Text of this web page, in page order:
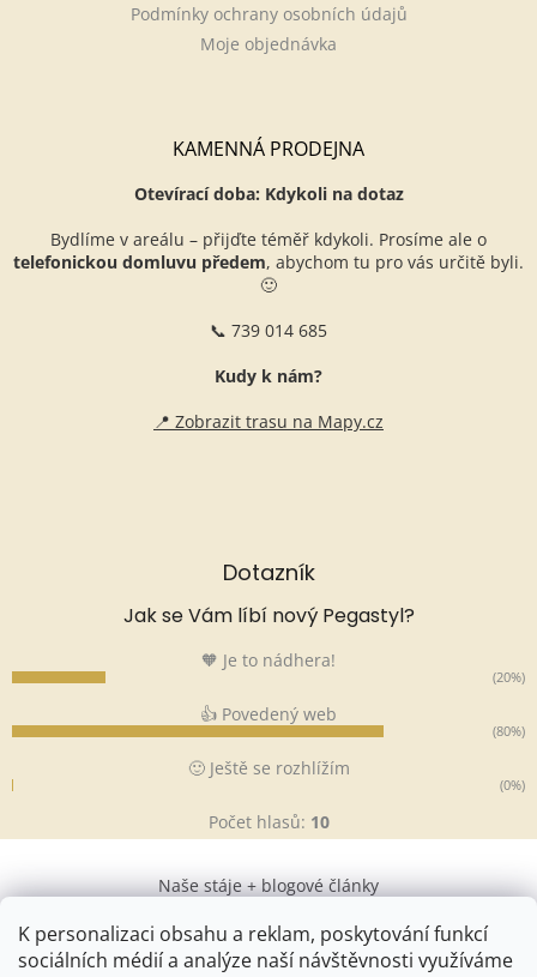
K personalizaci obsahu a reklam, poskytování funkcí
sociálních médií a analýze naší návštěvnosti využíváme
Podmínky ochrany osobních údajů
Moje objednávka
KAMENNÁ PRODEJNA
Otevírací doba: Kdykoli na dotaz
Bydlíme v areálu – přijďte téměř kdykoli. Prosíme ale o
telefonickou domluvu předem, abychom tu pro vás určitě byli.
🙂
📞 739 014 685
Kudy k nám?
📍 Zobrazit trasu na Mapy.cz
Dotazník
Jak se Vám líbí nový Pegastyl?
🧡 Je to nádhera!
(20%)
👍 Povedený web
(80%)
🙂 Ještě se rozhlížím
(0%)
Počet hlasů: 10
Naše stáje + blogové články